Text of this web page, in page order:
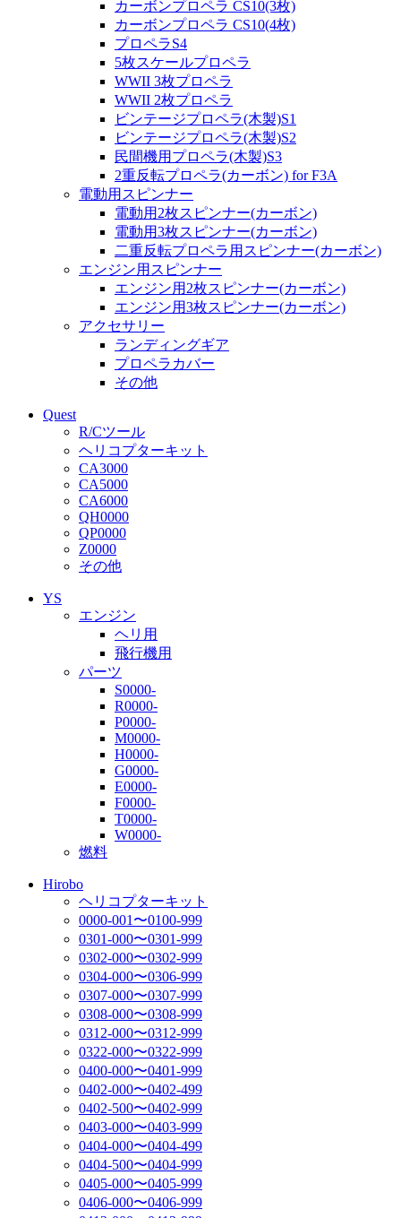
カーボンプロペラ CS10(3枚)
カーボンプロペラ CS10(4枚)
プロペラS4
5枚スケールプロペラ
WWII 3枚プロペラ
WWII 2枚プロペラ
ビンテージプロペラ(木製)S1
ビンテージプロペラ(木製)S2
民間機用プロペラ(木製)S3
2重反転プロペラ(カーボン) for F3A
電動用スピンナー
電動用2枚スピンナー(カーボン)
電動用3枚スピンナー(カーボン)
二重反転プロペラ用スピンナー(カーボン)
エンジン用スピンナー
エンジン用2枚スピンナー(カーボン)
エンジン用3枚スピンナー(カーボン)
アクセサリー
ランディングギア
プロペラカバー
その他
Quest
R/Cツール
ヘリコプターキット
CA3000
CA5000
CA6000
QH0000
QP0000
Z0000
その他
YS
エンジン
ヘリ用
飛行機用
パーツ
S0000-
R0000-
P0000-
M0000-
H0000-
G0000-
E0000-
F0000-
T0000-
W0000-
燃料
Hirobo
ヘリコプターキット
0000-001〜0100-999
0301-000〜0301-999
0302-000〜0302-999
0304-000〜0306-999
0307-000〜0307-999
0308-000〜0308-999
0312-000〜0312-999
0322-000〜0322-999
0400-000〜0401-999
0402-000〜0402-499
0402-500〜0402-999
0403-000〜0403-999
0404-000〜0404-499
0404-500〜0404-999
0405-000〜0405-999
0406-000〜0406-999